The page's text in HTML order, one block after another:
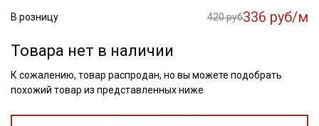
В розницу 420 руб336 руб/м
Товара нет в наличии
К сожалению, товар распродан, но вы можете подобрать
похожий товар из представленных ниже